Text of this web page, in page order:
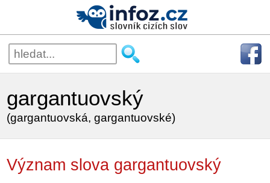
gargantuovský
(gargantuovská, gargantuovské)
Význam slova gargantuovský